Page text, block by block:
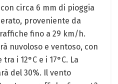
circa 6 mm di pioggia
proveniente da
fino a 29 km/h.
nuvoloso e ventoso, con
i 12°C e i 17°C. La
del 30%. Il vento